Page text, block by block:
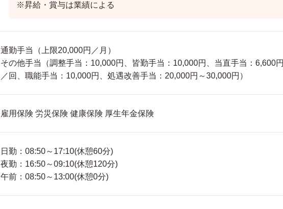
※昇給・賞与は業績による
通勤手当（上限20,000円／月）
その他手当（調整手当：10,000円、皆勤手当：10,000円、当直手当：6,600円
／回、職能手当：10,000円、処遇改善手当：20,000円～30,000円）
雇用保険 労災保険 健康保険 厚生年金保険
日勤：08:50～17:10(休憩60分)
夜勤：16:50～09:10(休憩120分)
午前：08:50～13:00(休憩0分)